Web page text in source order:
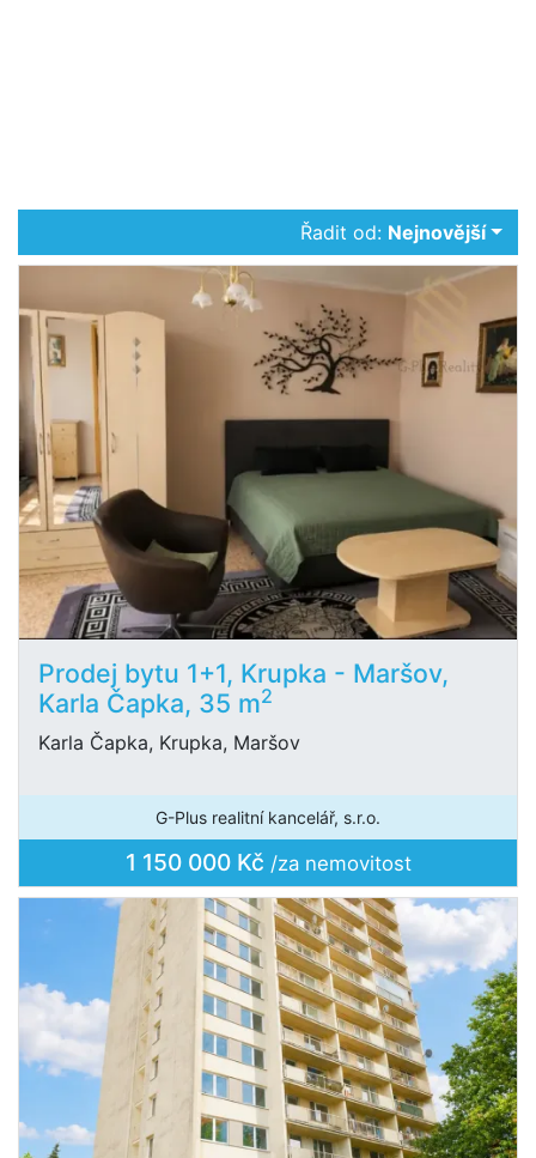
Řadit od: Nejnovější
Prodej bytu 1+1, Krupka - Maršov,
Karla Čapka, 35 m2
Karla Čapka, Krupka, Maršov
G-Plus realitní kancelář, s.r.o.
1 150 000 Kč /za nemovitost